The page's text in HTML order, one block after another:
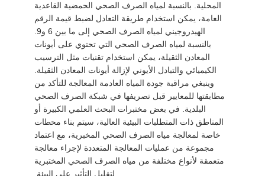
المحلية. بالنسبة لمياه الصرف الصحي الحمضية القاعدية
العامة، يمكن استخدام طريقة التعادل لضبط قيمة الرقم
الهيدروجيني لمياه الصرف الصحي إلى ما بين 6 و9.
بالنسبة لمياه الصرف الصحي التي تحتوي على أيونات
المعادن الثقيلة، يمكن استخدام تقنيات مثل الترسيب
الكيميائي والتبادل الأيوني لإزالة أيونات المعادن الثقيلة.
وينبغي مراقبة جودة المياه العادمة المعالجة للتأكد من
مطابقتها للمعايير قبل تصريفها في شبكة الصرف الصحي
البلدية. في بعض مختبرات البحث العلمي الكبيرة أو
المناطق ذات المتطلبات البيئية العالية، سيتم بناء محطات
خاصة لمعالجة مياه الصرف الصحي المخبرية، مع اعتماد
مجموعة من عمليات المعالجة المتعددة لإجراء معالجة
متعمقة لأنواع مختلفة من مياه الصرف الصحي المختبرية
لتقليل التأثير على البيئة.